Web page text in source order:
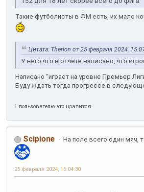
Такие футболисты в ФМ есть, их мало
Цитата: Therion от 25 февраля 2024,
У него что в отчёте написано, что
Написано "играет на уровне Премьер
Буду ждать тогда прогрессе в
1 пользователю это нравится.
Scipione На поле всего один мяч,
25 февраля 2024, 16:04:30